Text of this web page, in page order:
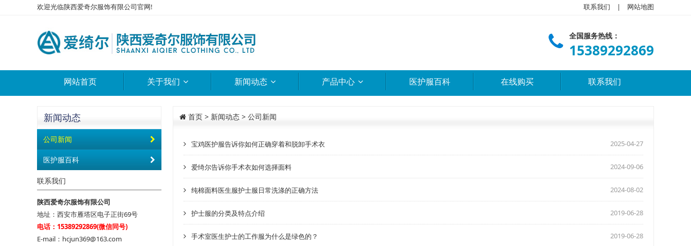
欢迎光临陕西爱奇尔服饰有限公司官网! 联系我们 | 网站地图
全国服务热线：
15389292869
网站首页 关于我们 新闻动态 产品中心 医护服百科 在线购买 联系我们
新闻动态
公司新闻
医护服百科
联系我们
陕西爱奇尔服饰有限公司
地址：西安市雁塔区电子正街69号
电话：15389292869(微信同号)
E-mail：hcjun369@163.com
首页 > 新闻动态 > 公司新闻
宝鸡医护服告诉你如何正确穿着和脱卸手术衣 2025-04-27
爱绮尔告诉你手术衣如何选择面料 2024-09-06
纯棉面料医生服护士服日常洗涤的正确方法 2024-08-02
护士服的分类及特点介绍 2019-06-28
手术室医生护士的工作服为什么是绿色的？ 2019-06-28